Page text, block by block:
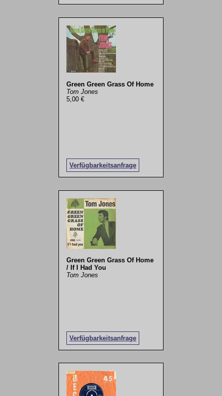
Green Green Grass Of Home
Tom Jones
5,00 €
Verfügbarkeitsanfrage
Green Green Grass Of Home
/ If I Had You
Tom Jones
Verfügbarkeitsanfrage